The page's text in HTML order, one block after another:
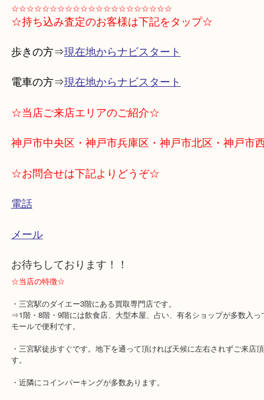
☆☆☆☆☆☆☆☆☆☆☆☆☆☆☆☆☆☆☆☆☆
HP見ました！と仰っていただきエキテンサイトへ口コミいただる
アマゾン1000円分が抽選で当たる口コミスピードくじをご成約者様
☆☆☆☆☆☆☆☆☆☆☆☆☆☆☆☆☆☆☆☆☆
☆持ち込み査定のお客様は下記をタップ☆
歩きの方⇒現在地からナビスタート
電車の方⇒現在地からナビスタート
☆当店ご来店エリアのご紹介☆
神戸市中央区・神戸市兵庫区・神戸市北区・神
☆お問合せは下記よりどうぞ☆
電話
メール
お待ちしております！！
☆当店の特徴☆